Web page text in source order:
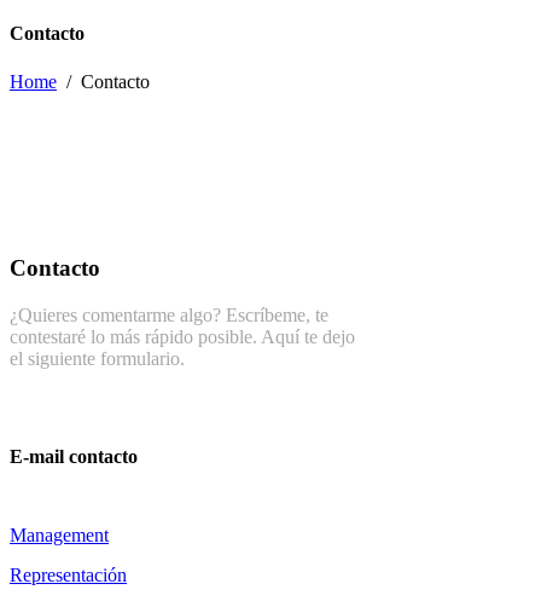
Contacto
Home / Contacto
Contacto
¿Quieres comentarme algo? Escríbeme, te
contestaré lo más rápido posible. Aquí te dejo
el siguiente formulario.
E-mail contacto
Management
Representación